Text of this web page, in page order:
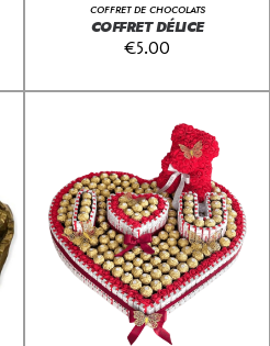
COFFRET DE CHOCOLATS
COFFRET DÉLICE
€5.00